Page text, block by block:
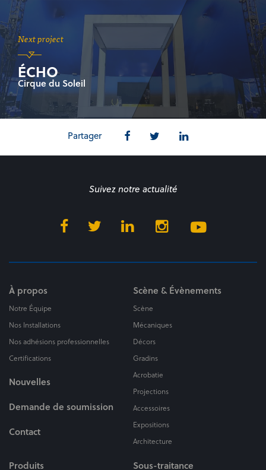
Next project
ÉCHO
Cirque du Soleil
Partager
Suivez notre actualité
À propos
Notre Équipe
Nos Installations
Nos adhésions professionnelles
Certifications
Nouvelles
Demande de soumission
Contact
Scène & Évènements
Scène
Mécaniques
Décors
Gradins
Acrobatie
Projections
Accessoires
Expositions
Architecture
Produits Sous-traitance